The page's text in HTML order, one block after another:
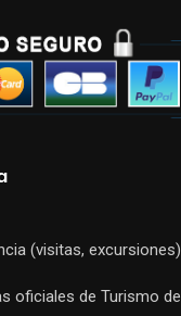
(visitas, excursiones)
oficiales de Turismo